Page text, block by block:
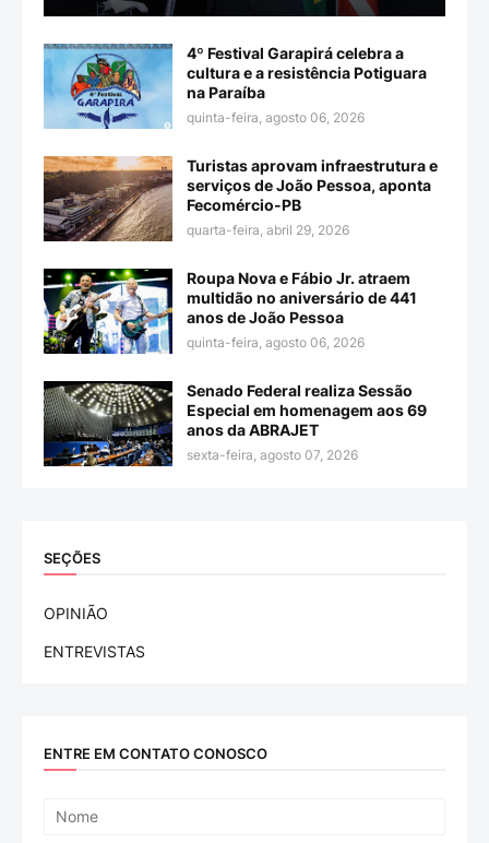
4º Festival Garapirá celebra a
cultura e a resistência Potiguara
na Paraíba
quinta-feira, agosto 06, 2026
Turistas aprovam infraestrutura e
serviços de João Pessoa, aponta
Fecomércio-PB
quarta-feira, abril 29, 2026
Roupa Nova e Fábio Jr. atraem
multidão no aniversário de 441
anos de João Pessoa
quinta-feira, agosto 06, 2026
Senado Federal realiza Sessão
Especial em homenagem aos 69
anos da ABRAJET
sexta-feira, agosto 07, 2026
SEÇÕES
OPINIÃO
ENTREVISTAS
ENTRE EM CONTATO CONOSCO